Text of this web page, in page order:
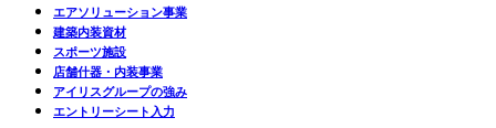
エアソリューション事業
建築内装資材
スポーツ施設
店舗什器・内装事業
アイリスグループの強み
エントリーシート入力